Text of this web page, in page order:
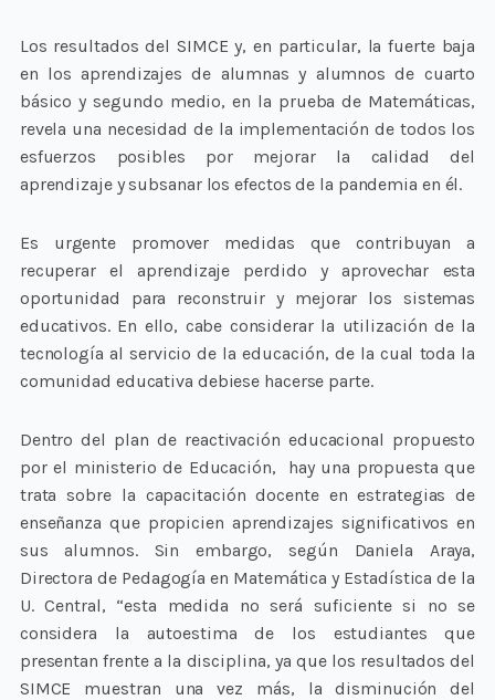
Los resultados del SIMCE y, en particular, la fuerte baja
en los aprendizajes de alumnas y alumnos de cuarto
básico y segundo medio, en la prueba de Matemáticas,
revela una necesidad de la implementación de todos los
esfuerzos posibles por mejorar la calidad del
aprendizaje y subsanar los efectos de la pandemia en él.
Es urgente promover medidas que contribuyan a
recuperar el aprendizaje perdido y aprovechar esta
oportunidad para reconstruir y mejorar los sistemas
educativos. En ello, cabe considerar la utilización de la
tecnología al servicio de la educación, de la cual toda la
comunidad educativa debiese hacerse parte.
Dentro del plan de reactivación educacional propuesto
por el ministerio de Educación, hay una propuesta que
trata sobre la capacitación docente en estrategias de
enseñanza que propicien aprendizajes significativos en
sus alumnos. Sin embargo, según Daniela Araya,
Directora de Pedagogía en Matemática y Estadística de la
U. Central, “esta medida no será suficiente si no se
considera la autoestima de los estudiantes que
presentan frente a la disciplina, ya que los resultados del
SIMCE muestran una vez más, la disminución del